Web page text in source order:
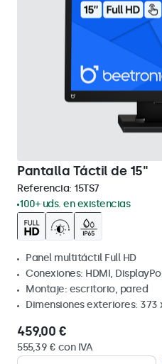
Pantalla Táctil de 15"
Referencia: 15TS7
100+ uds. en existencias
Panel multitáctil Full HD
Conexiones: HDMI,
Montaje: escritorio, pared
Dimensiones exteriores: 373
459,00 €
555,39 € con IVA